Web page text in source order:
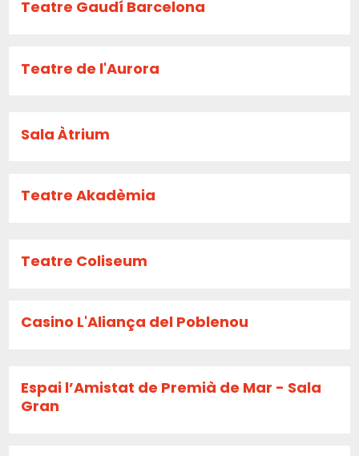
Teatre Gaudí Barcelona
Teatre de l'Aurora
Sala Àtrium
Teatre Akadèmia
Teatre Coliseum
Casino L'Aliança del Poblenou
Espai l’Amistat de Premià de Mar - Sala
Gran